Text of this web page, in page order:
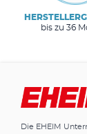
bis zu 36
Die EHEIM